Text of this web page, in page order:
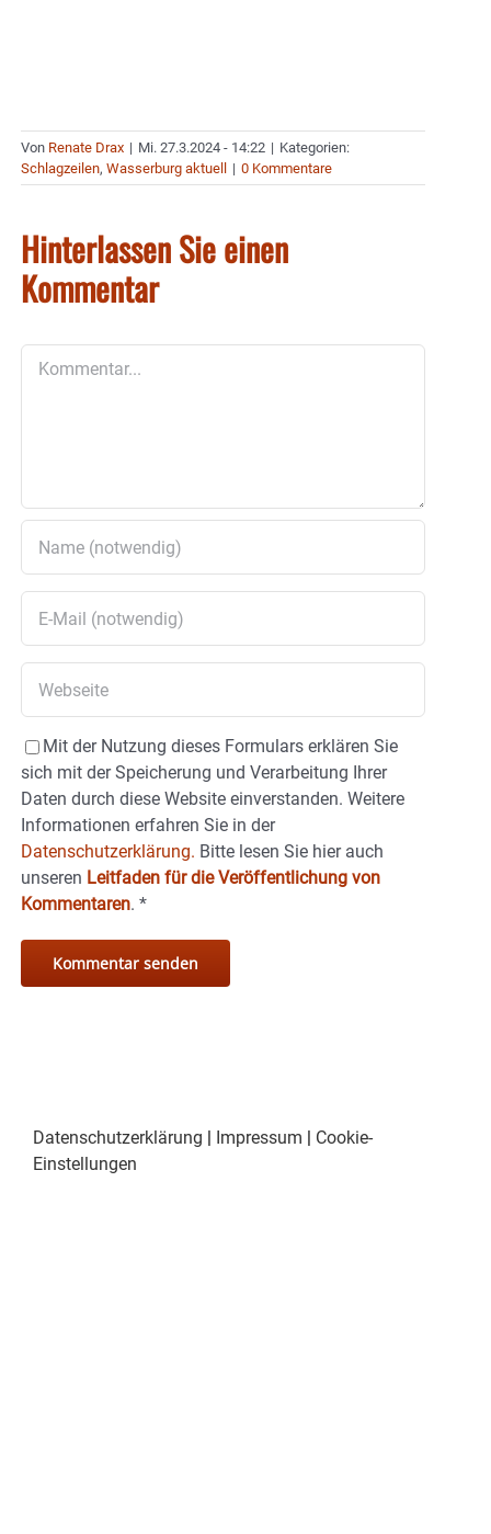
Von Renate Drax | Mi. 27.3.2024 - 14:22 | Kategorien:
Schlagzeilen, Wasserburg aktuell | 0 Kommentare
Hinterlassen Sie einen
Kommentar
Mit der Nutzung dieses Formulars erklären Sie
sich mit der Speicherung und Verarbeitung Ihrer
Daten durch diese Website einverstanden. Weitere
Informationen erfahren Sie in der
Datenschutzerklärung. Bitte lesen Sie hier auch
unseren Leitfaden für die Veröffentlichung von
Kommentaren. *
Datenschutzerklärung | Impressum | Cookie-
Einstellungen